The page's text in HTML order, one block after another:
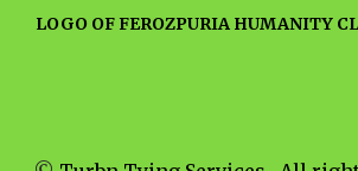
LOGO OF FEROZPURIA HUMANITY